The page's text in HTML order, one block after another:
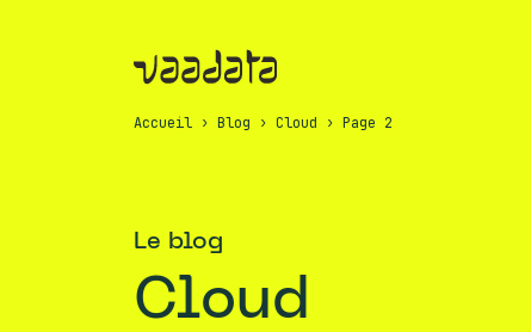
Accueil › Blog › Cloud › Page 2
Le blog
Cloud